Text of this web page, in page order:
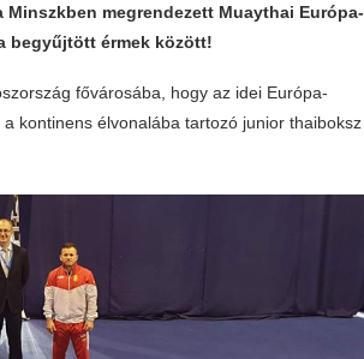
megrendezett Muaythai Európa-
begyűjtött érmek között!
fővárosába, hogy az idei Európa-
kontinens élvonalába tartozó junior thaiboksz